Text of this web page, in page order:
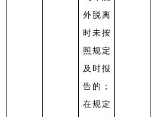
外脱离
时未按
照规定
及时报
告的；
在规定